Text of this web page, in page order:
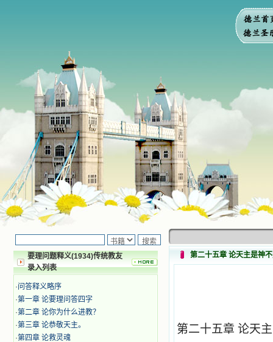
要理问题释义(1934)传统教友
录入列表
·问答释义略序
·第一章 论要理问答四字
·第二章 论你为什么进教？
·第三章 论恭敬天主。
·第四章 论救灵魂
第二十五章 论天主是神
第二十五章 论天